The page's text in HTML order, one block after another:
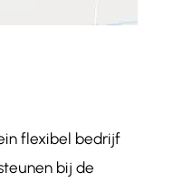
flexibel bedrijf
bij de